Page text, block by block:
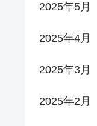
2025年5月
2025年4月
2025年3月
2025年2月